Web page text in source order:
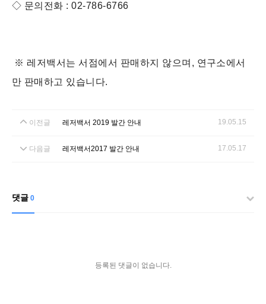
◇ 문의전화 : 02-786-6766
※ 레저백서는 서점에서 판매하지 않으며, 연구소에서
만 판매하고 있습니다.
이전글 레저백서 2019 발간 안내 19.05.15
다음글 레저백서2017 발간 안내 17.05.17
댓글 0
등록된 댓글이 없습니다.